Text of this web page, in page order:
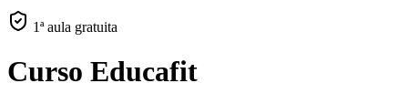
1ª aula gratuita
Curso Educafit